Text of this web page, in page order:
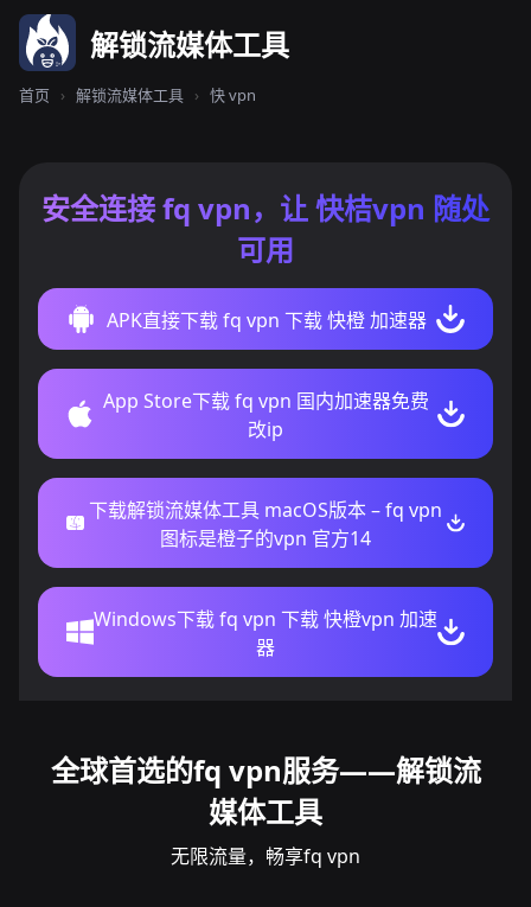
解锁流媒体工具
首页 › 解锁流媒体工具 › 快 vpn
安全连接 fq vpn，让 快桔vpn 随处
可用
APK直接下载 fq vpn 下载 快橙 加速器
App Store下载 fq vpn 国内加速器免费
改ip
下载解锁流媒体工具 macOS版本 – fq vpn
图标是橙子的vpn 官方14
Windows下载 fq vpn 下载 快橙vpn 加速
器
全球首选的fq vpn服务——解锁流
媒体工具
无限流量，畅享fq vpn